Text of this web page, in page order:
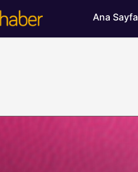
Ana Sayfa